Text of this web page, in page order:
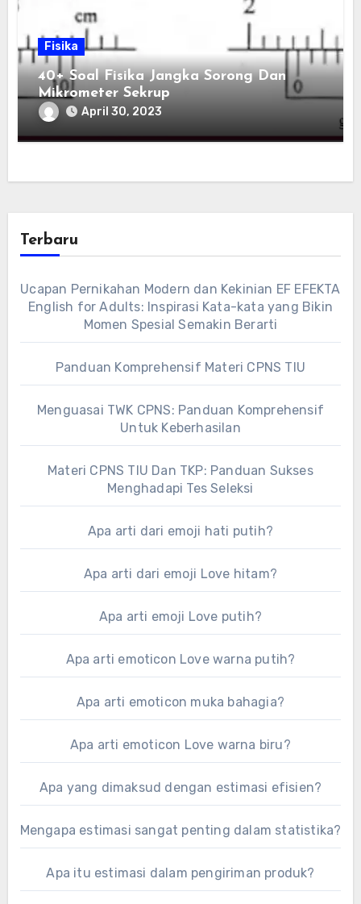
Fisika
40+ Soal Fisika Jangka Sorong Dan
Mikrometer Sekrup
April 30, 2023
Terbaru
Ucapan Pernikahan Modern dan Kekinian EF EFEKTA
English for Adults: Inspirasi Kata-kata yang Bikin
Momen Spesial Semakin Berarti
Panduan Komprehensif Materi CPNS TIU
Menguasai TWK CPNS: Panduan Komprehensif
Untuk Keberhasilan
Materi CPNS TIU Dan TKP: Panduan Sukses
Menghadapi Tes Seleksi
Apa arti dari emoji hati putih?
Apa arti dari emoji Love hitam?
Apa arti emoji Love putih?
Apa arti emoticon Love warna putih?
Apa arti emoticon muka bahagia?
Apa arti emoticon Love warna biru?
Apa yang dimaksud dengan estimasi efisien?
Mengapa estimasi sangat penting dalam statistika?
Apa itu estimasi dalam pengiriman produk?